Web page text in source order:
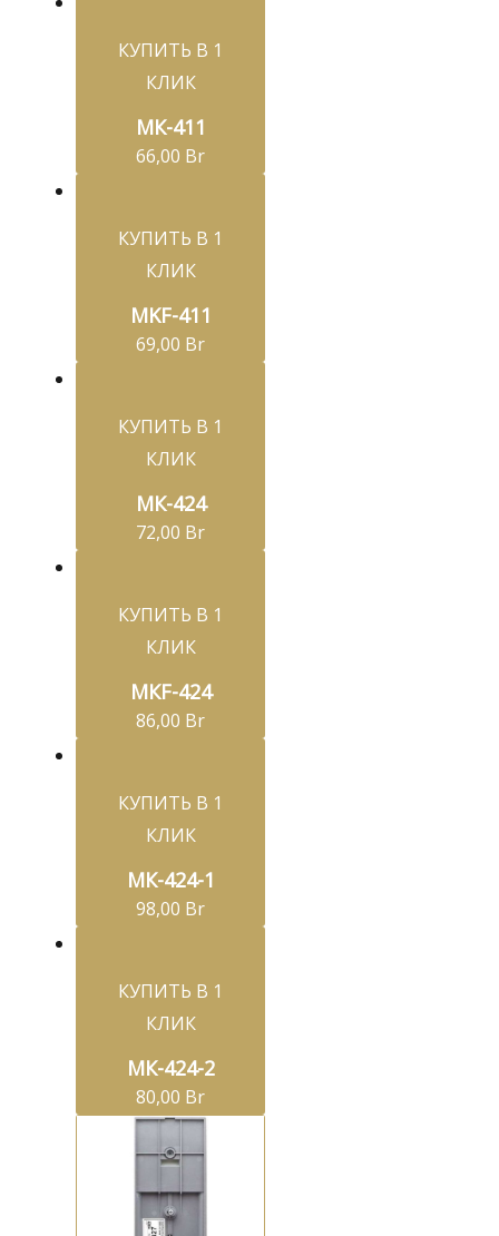
КУПИТЬ В 1
КЛИК
МК-411
66,00 Br
КУПИТЬ В 1
КЛИК
MKF-411
69,00 Br
КУПИТЬ В 1
КЛИК
МК-424
72,00 Br
КУПИТЬ В 1
КЛИК
МКF-424
86,00 Br
КУПИТЬ В 1
КЛИК
МК-424-1
98,00 Br
КУПИТЬ В 1
КЛИК
МК-424-2
80,00 Br